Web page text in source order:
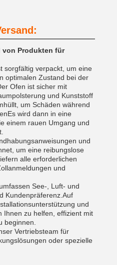
von Produkten für
sorgfältig verpackt, um eine
optimalen Zustand bei der
Ofen ist sicher mit
und Kunststoff
um Schäden während
wird dann in eine
einem rauen Umgang und
und
um eine reibungslose
alle erforderlichen
und
See-, Luft- und
Kundenpräferenz.Auf
und
Ihnen zu helfen, effizient mit
beginnen.
Vertriebsteam für
oder spezielle